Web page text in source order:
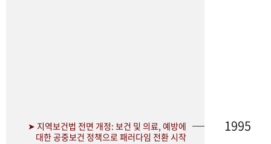
➤ 지역보건법 전면 개정: 보건 및 의료, 예방에
대한 공중보건 정책으로 패러다임 전환 시작
1995